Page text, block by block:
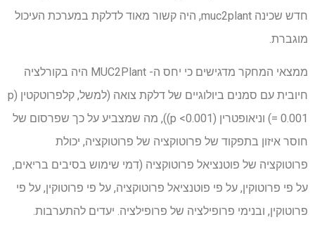
חדש שכינה muc2plant, היה קשור מאוד לדלקת במערכת העיכול
מוגברת.
ממצאי המחקר מדגישים כי יחס ה- MUC2Plant היה בקורלציה
חיובית עם סמנים ביולוגיים של דלקת צואה (למשל, קלפרוטקטין (p
= 0.001) וניאופטרין (p <0.001)), מה שמצביע על כך שפרסום של
חוסר איזון בתפקוד של פרוטוקציה של פרוטוקציה, יכולת
פרוטוקציה של פוטנציאל פרוטוקציה (דמי שימוש בסיבים בריאים,
על פי פרוטוקין, על פי פוטנציאל פרוטוקציה, על פי פרוטוקין, על פי
פרוטוקין, ובנימי פרופילציה של פרופילציה. יעדים להתערבות.